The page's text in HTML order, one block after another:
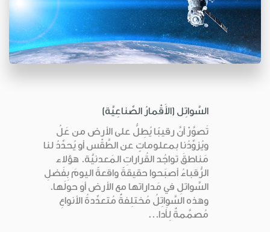
السَّواتِل (الأَقْمارُ الصِّناعِيَّة)
تَصوَّرْ أنَّ رقيبًا يُطِلُّ على الأرض من عَلُ
ويُزوِّدُنا بمعلوماتٍ عن الطَّقْس أو يُحدِّدُ لنا
مَناطقَ تواجُد القُراراتِ المَعدنيَّة. هؤلاء
الرُّقباءُ أصبَحوا حقيقةً واقعةً اليومَ بِفَضلِ
السَّواتلِ في مَداراتها مع الأرض أو حولَها.
وهذه السَّواتِلُ مُختلِفةٌ مُتعدِّدةُ الأنواعِ
مُصمَّمةٌ لِأَدا...